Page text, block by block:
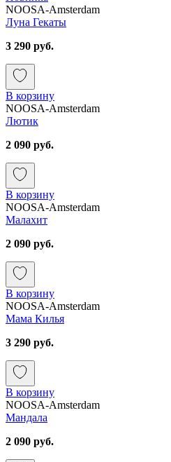
NOOSA-Amsterdam
Луна Гекаты
3 290 руб.
В корзину
NOOSA-Amsterdam
Лютик
2 090 руб.
В корзину
NOOSA-Amsterdam
Малахит
2 090 руб.
В корзину
NOOSA-Amsterdam
Мама Килья
3 290 руб.
В корзину
NOOSA-Amsterdam
Мандала
2 090 руб.